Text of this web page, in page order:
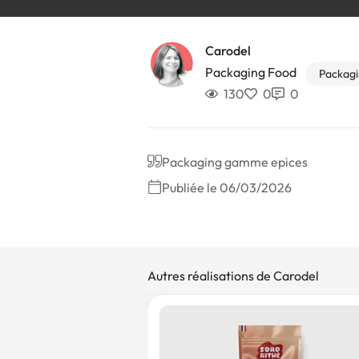
Carodel
Packaging Food
130 0 0
Packaging gamme epices
Publiée le 06/03/2026
Autres réalisations de Carodel